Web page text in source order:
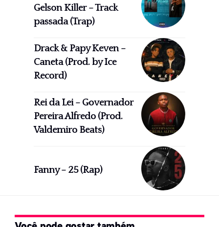
Gelson Killer – Track
passada (Trap)
Drack & Papy Keven –
Caneta (Prod. by Ice
Record)
Rei da Lei – Governador
Pereira Alfredo (Prod.
Valdemiro Beats)
Fanny – 25 (Rap)